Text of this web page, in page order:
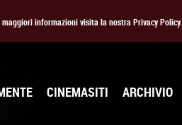
informazioni visita la nostra Privacy Policy.
CINEMASITI ARCHIVIO